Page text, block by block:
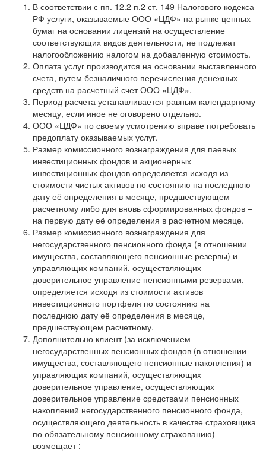
В соответствии с пп. 12.2 п.2 ст. 149 Налогового кодекса
РФ услуги, оказываемые ООО «ЦДФ» на рынке ценных
бумаг на основании лицензий на осуществление
соответствующих видов деятельности, не подлежат
налогообложению налогом на добавленную стоимость.
Оплата услуг производится на основании выставленного
счета, путем безналичного перечисления денежных
средств на расчетный счет ООО «ЦДФ».
Период расчета устанавливается равным календарному
месяцу, если иное не оговорено отдельно.
ООО «ЦДФ» по своему усмотрению вправе потребовать
предоплату оказываемых услуг.
Размер комиссионного вознаграждения для паевых
инвестиционных фондов и акционерных
инвестиционных фондов определяется исходя из
стоимости чистых активов по состоянию на последнюю
дату её определения в месяце, предшествующем
расчетному либо для вновь сформированных фондов –
на первую дату её определения в расчетном месяце.
Размер комиссионного вознаграждения для
негосударственного пенсионного фонда (в отношении
имущества, составляющего пенсионные резервы) и
управляющих компаний, осуществляющих
доверительное управление пенсионными резервами,
определяется исходя из стоимости активов
инвестиционного портфеля по состоянию на
последнюю дату её определения в месяце,
предшествующем расчетному.
Дополнительно клиент (за исключением
негосударственных пенсионных фондов (в отношении
имущества, составляющего пенсионные накопления) и
управляющих компаний, осуществляющих
доверительное управление, осуществляющих
доверительное управление средствами пенсионных
накоплений негосударственного пенсионного фонда,
осуществляющего деятельность в качестве страховщика
по обязательному пенсионному страхованию)
возмещает :